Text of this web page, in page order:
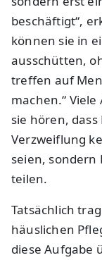
beschäftigt“,
können sie in
ausschütten,
treffen auf
machen.“
sie hören,
Verzweiflung
seien, sondern
teilen.
Tatsächlich
häuslichen
diese Aufgabe